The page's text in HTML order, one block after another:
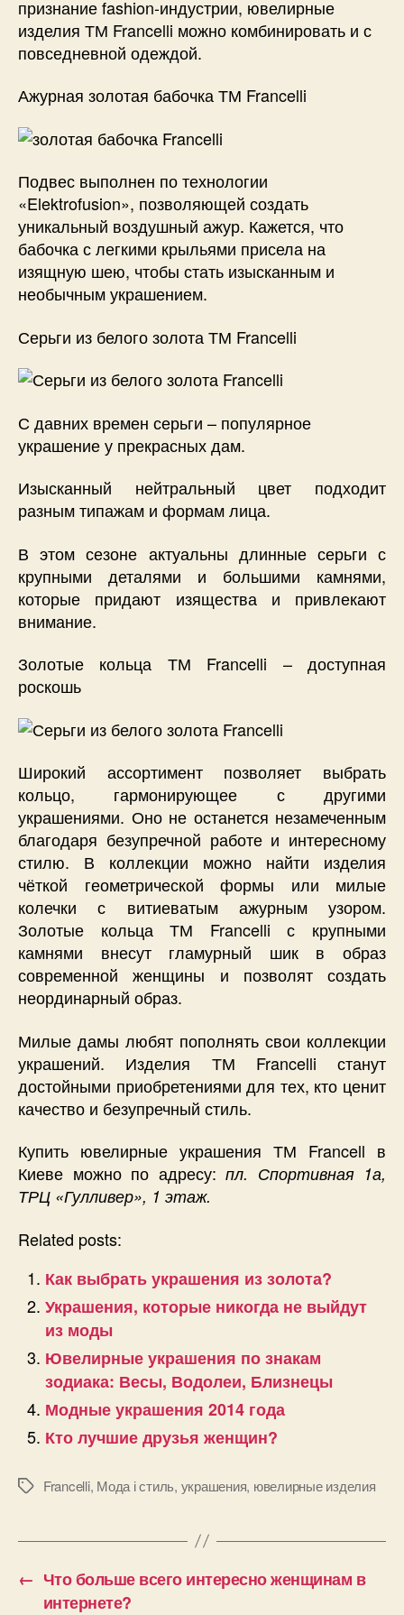
признание fashion-индустрии, ювелирные
изделия ТМ Francelli можно комбинировать и с
повседневной одеждой.
Ажурная золотая бабочка ТМ Francelli
Подвес выполнен по технологии
«Elektrofusion», позволяющей создать
уникальный воздушный ажур. Кажется, что
бабочка с легкими крыльями присела на
изящную шею, чтобы стать изысканным и
необычным украшением.
Серьги из белого золота ТМ Francelli
С давних времен серьги – популярное
украшение у прекрасных дам.
Изысканный нейтральный цвет подходит
разным типажам и формам лица.
В этом сезоне актуальны длинные серьги с
крупными деталями и большими камнями,
которые придают изящества и привлекают
внимание.
Золотые кольца ТМ Francelli – доступная
роскошь
Широкий ассортимент позволяет выбрать
кольцо, гармонирующее с другими
украшениями. Оно не останется незамеченным
благодаря безупречной работе и интересному
стилю. В коллекции можно найти изделия
чёткой геометрической формы или милые
колечки с витиеватым ажурным узором.
Золотые кольца ТМ Francelli с крупными
камнями внесут гламурный шик в образ
современной женщины и позволят создать
неординарный образ.
Милые дамы любят пополнять свои коллекции
украшений. Изделия ТМ Francelli станут
достойными приобретениями для тех, кто ценит
качество и безупречный стиль.
Купить ювелирные украшения ТМ Francell в
Киеве можно по адресу: пл. Спортивная 1а,
ТРЦ «Гулливер», 1 этаж.
Related posts:
Как выбрать украшения из золота?
Украшения, которые никогда не выйдут
из моды
Ювелирные украшения по знакам
зодиака: Весы, Водолеи, Близнецы
Модные украшения 2014 года
Кто лучшие друзья женщин?
Позначки
Francelli, Мода і стиль, украшения, ювелирные изделия
← Что больше всего интересно женщинам в
интернете?